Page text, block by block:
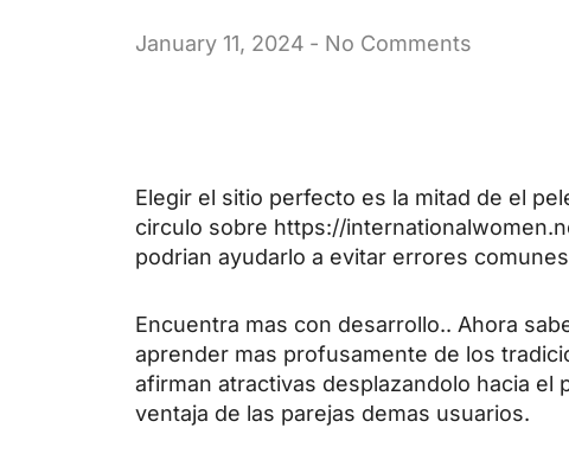
January 11, 2024 - No Comments
Elegir el sitio perfecto es la mitad de el
circulo sobre https://
podrian ayudarlo a evitar errores
Encuentra mas con desarrollo.. Ahora
aprender mas profusamente de los
afirman atractivas desplazandolo hacia
ventaja de las parejas demas usuarios.